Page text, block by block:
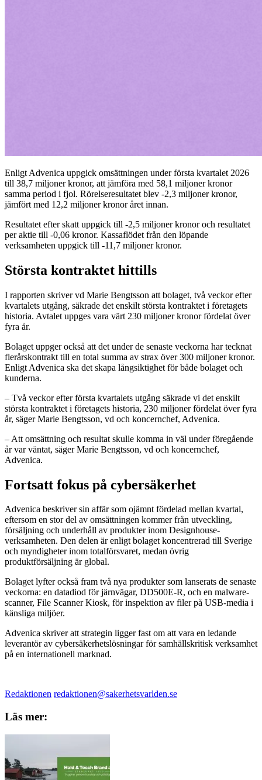
Enligt Advenica uppgick omsättningen under första kvartalet 2026
till 38,7 miljoner kronor, att jämföra med 58,1 miljoner kronor
samma period i fjol. Rörelseresultatet blev -2,3 miljoner kronor,
jämfört med 12,2 miljoner kronor året innan.
Resultatet efter skatt uppgick till -2,5 miljoner kronor och resultatet
per aktie till -0,06 kronor. Kassaflödet från den löpande
verksamheten uppgick till -11,7 miljoner kronor.
Största kontraktet hittills
I rapporten skriver vd Marie Bengtsson att bolaget, två veckor efter
kvartalets utgång, säkrade det enskilt största kontraktet i företagets
historia. Avtalet uppges vara värt 230 miljoner kronor fördelat över
fyra år.
Bolaget uppger också att det under de senaste veckorna har tecknat
flerårskontrakt till en total summa av strax över 300 miljoner kronor.
Enligt Advenica ska det skapa långsiktighet för både bolaget och
kunderna.
– Två veckor efter första kvartalets utgång säkrade vi det enskilt
största kontraktet i företagets historia, 230 miljoner fördelat över fyra
år, säger Marie Bengtsson, vd och koncernchef, Advenica.
– Att omsättning och resultat skulle komma in väl under föregående
år var väntat, säger Marie Bengtsson, vd och koncernchef,
Advenica.
Fortsatt fokus på cybersäkerhet
Advenica beskriver sin affär som ojämnt fördelad mellan kvartal,
eftersom en stor del av omsättningen kommer från utveckling,
försäljning och underhåll av produkter inom Designhouse-
verksamheten. Den delen är enligt bolaget koncentrerad till Sverige
och myndigheter inom totalförsvaret, medan övrig
produktförsäljning är global.
Bolaget lyfter också fram två nya produkter som lanserats de senaste
veckorna: en datadiod för järnvägar, DD500E-R, och en malware-
scanner, File Scanner Kiosk, för inspektion av filer på USB-media i
känsliga miljöer.
Advenica skriver att strategin ligger fast om att vara en ledande
leverantör av cybersäkerhetslösningar för samhällskritisk verksamhet
på en internationell marknad.
Redaktionen redaktionen@sakerhetsvarlden.se
Läs mer: